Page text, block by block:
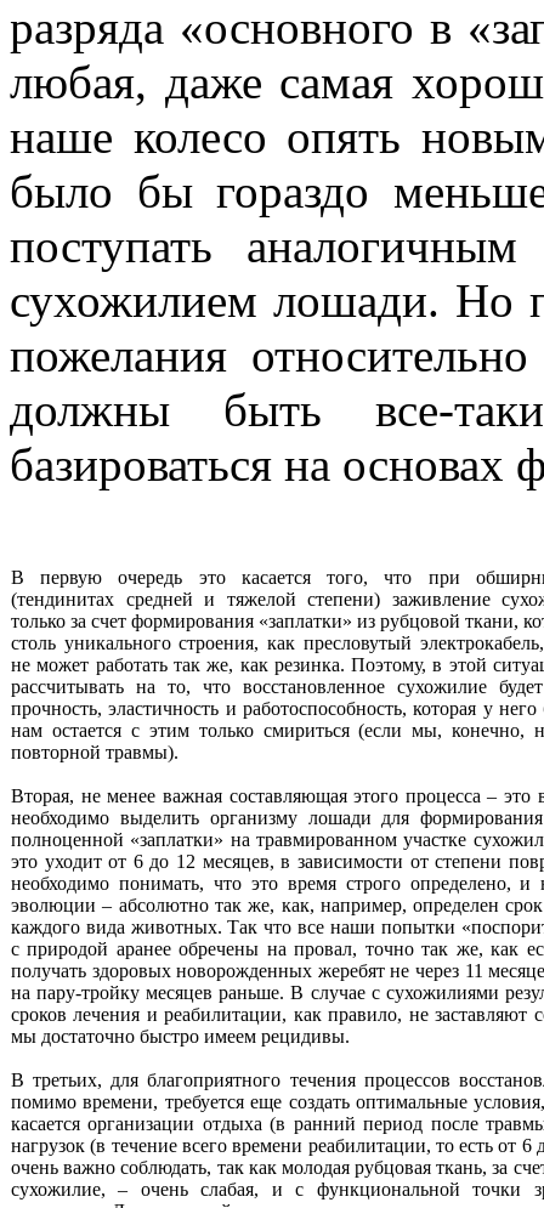
разряда «основного в
любая, даже самая
наше колесо опять
было бы гораздо
поступать
сухожилием лошади. Но
пожелания
должны быть все-
базироваться на
В первую очередь это касается того, что при
(тендинитах средней и тяжелой степени) заживление
только за счет формирования «заплатки» из рубцовой ткани,
столь уникального строения, как пресловутый
не может работать так же, как резинка. Поэтому, в этой
рассчитывать на то, что восстановленное сухожилие
прочность, эластичность и работоспособность, которая у
нам остается с этим только смириться (если мы, конечно,
повторной травмы).
Вторая, не менее важная составляющая этого процесса – это
необходимо выделить организму лошади для
полноценной «заплатки» на травмированном участке
это уходит от 6 до 12 месяцев, в зависимости от степени
необходимо понимать, что это время строго определено,
эволюции – абсолютно так же, как, например, определен
каждого вида животных. Так что все наши попытки
с природой аранее обречены на провал, точно так же, как
получать здоровых новорожденных жеребят не через 11
на пару-тройку месяцев раньше. В случае с сухожилиями
сроков лечения и реабилитации, как правило, не заставляют
мы достаточно быстро имеем рецидивы.
В третьих, для благоприятного течения процессов
помимо времени, требуется еще создать оптимальные
касается организации отдыха (в ранний период после
нагрузок (в течение всего времени реабилитации, то есть от 6
очень важно соблюдать, так как молодая рубцовая ткань, за
сухожилие, – очень слабая, и с функциональной точки